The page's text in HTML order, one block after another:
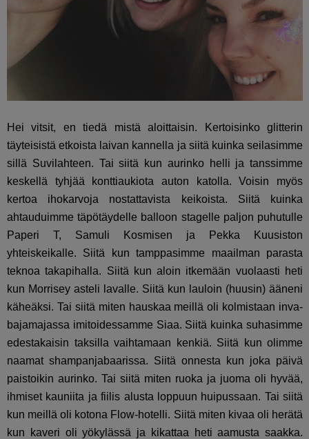
Hei vitsit, en tiedä mistä aloittaisin. Kertoisinko glitterin
täyteisistä etkoista laivan kannella ja siitä kuinka seilasimme
sillä Suvilahteen. Tai siitä kun aurinko helli ja tanssimme
keskellä tyhjää konttiaukiota auton katolla. Voisin myös
kertoa ihokarvoja nostattavista keikoista. Siitä kuinka
ahtauduimme täpötäydelle balloon stagelle paljon puhutulle
Paperi T, Samuli Kosmisen ja Pekka Kuusiston
yhteiskeikalle. Siitä kun tamppasimme maailman parasta
teknoa takapihalla. Siitä kun aloin itkemään vuolaasti heti
kun Morrisey asteli lavalle. Siitä kun lauloin (huusin) ääneni
käheäksi. Tai siitä miten hauskaa meillä oli kolmistaan inva-
bajamajassa imitoidessamme Siaa. Siitä kuinka suhasimme
edestakaisin taksilla vaihtamaan kenkiä. Siitä kun olimme
naamat shampanjabaarissa. Siitä onnesta kun joka päivä
paistoikin aurinko. Tai siitä miten ruoka ja juoma oli hyvää,
ihmiset kauniita ja fiilis alusta loppuun huipussaan. Tai siitä
kun meillä oli kotona Flow-hotelli. Siitä miten kivaa oli herätä
kun kaveri oli yökylässä ja kikattaa heti aamusta saakka.